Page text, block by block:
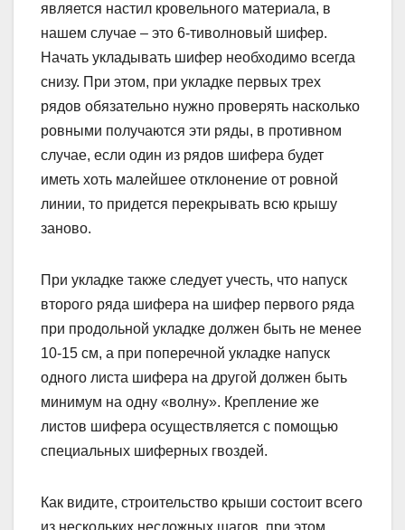
является настил кровельного материала, в
нашем случае – это 6-тиволновый шифер.
Начать укладывать шифер необходимо всегда
снизу. При этом, при укладке первых трех
рядов обязательно нужно проверять насколько
ровными получаются эти ряды, в противном
случае, если один из рядов шифера будет
иметь хоть малейшее отклонение от ровной
линии, то придется перекрывать всю крышу
заново.
При укладке также следует учесть, что напуск
второго ряда шифера на шифер первого ряда
при продольной укладке должен быть не менее
10-15 см, а при поперечной укладке напуск
одного листа шифера на другой должен быть
минимум на одну «волну». Крепление же
листов шифера осуществляется с помощью
специальных шиферных гвоздей.
Как видите, строительство крыши состоит всего
из нескольких несложных шагов, при этом